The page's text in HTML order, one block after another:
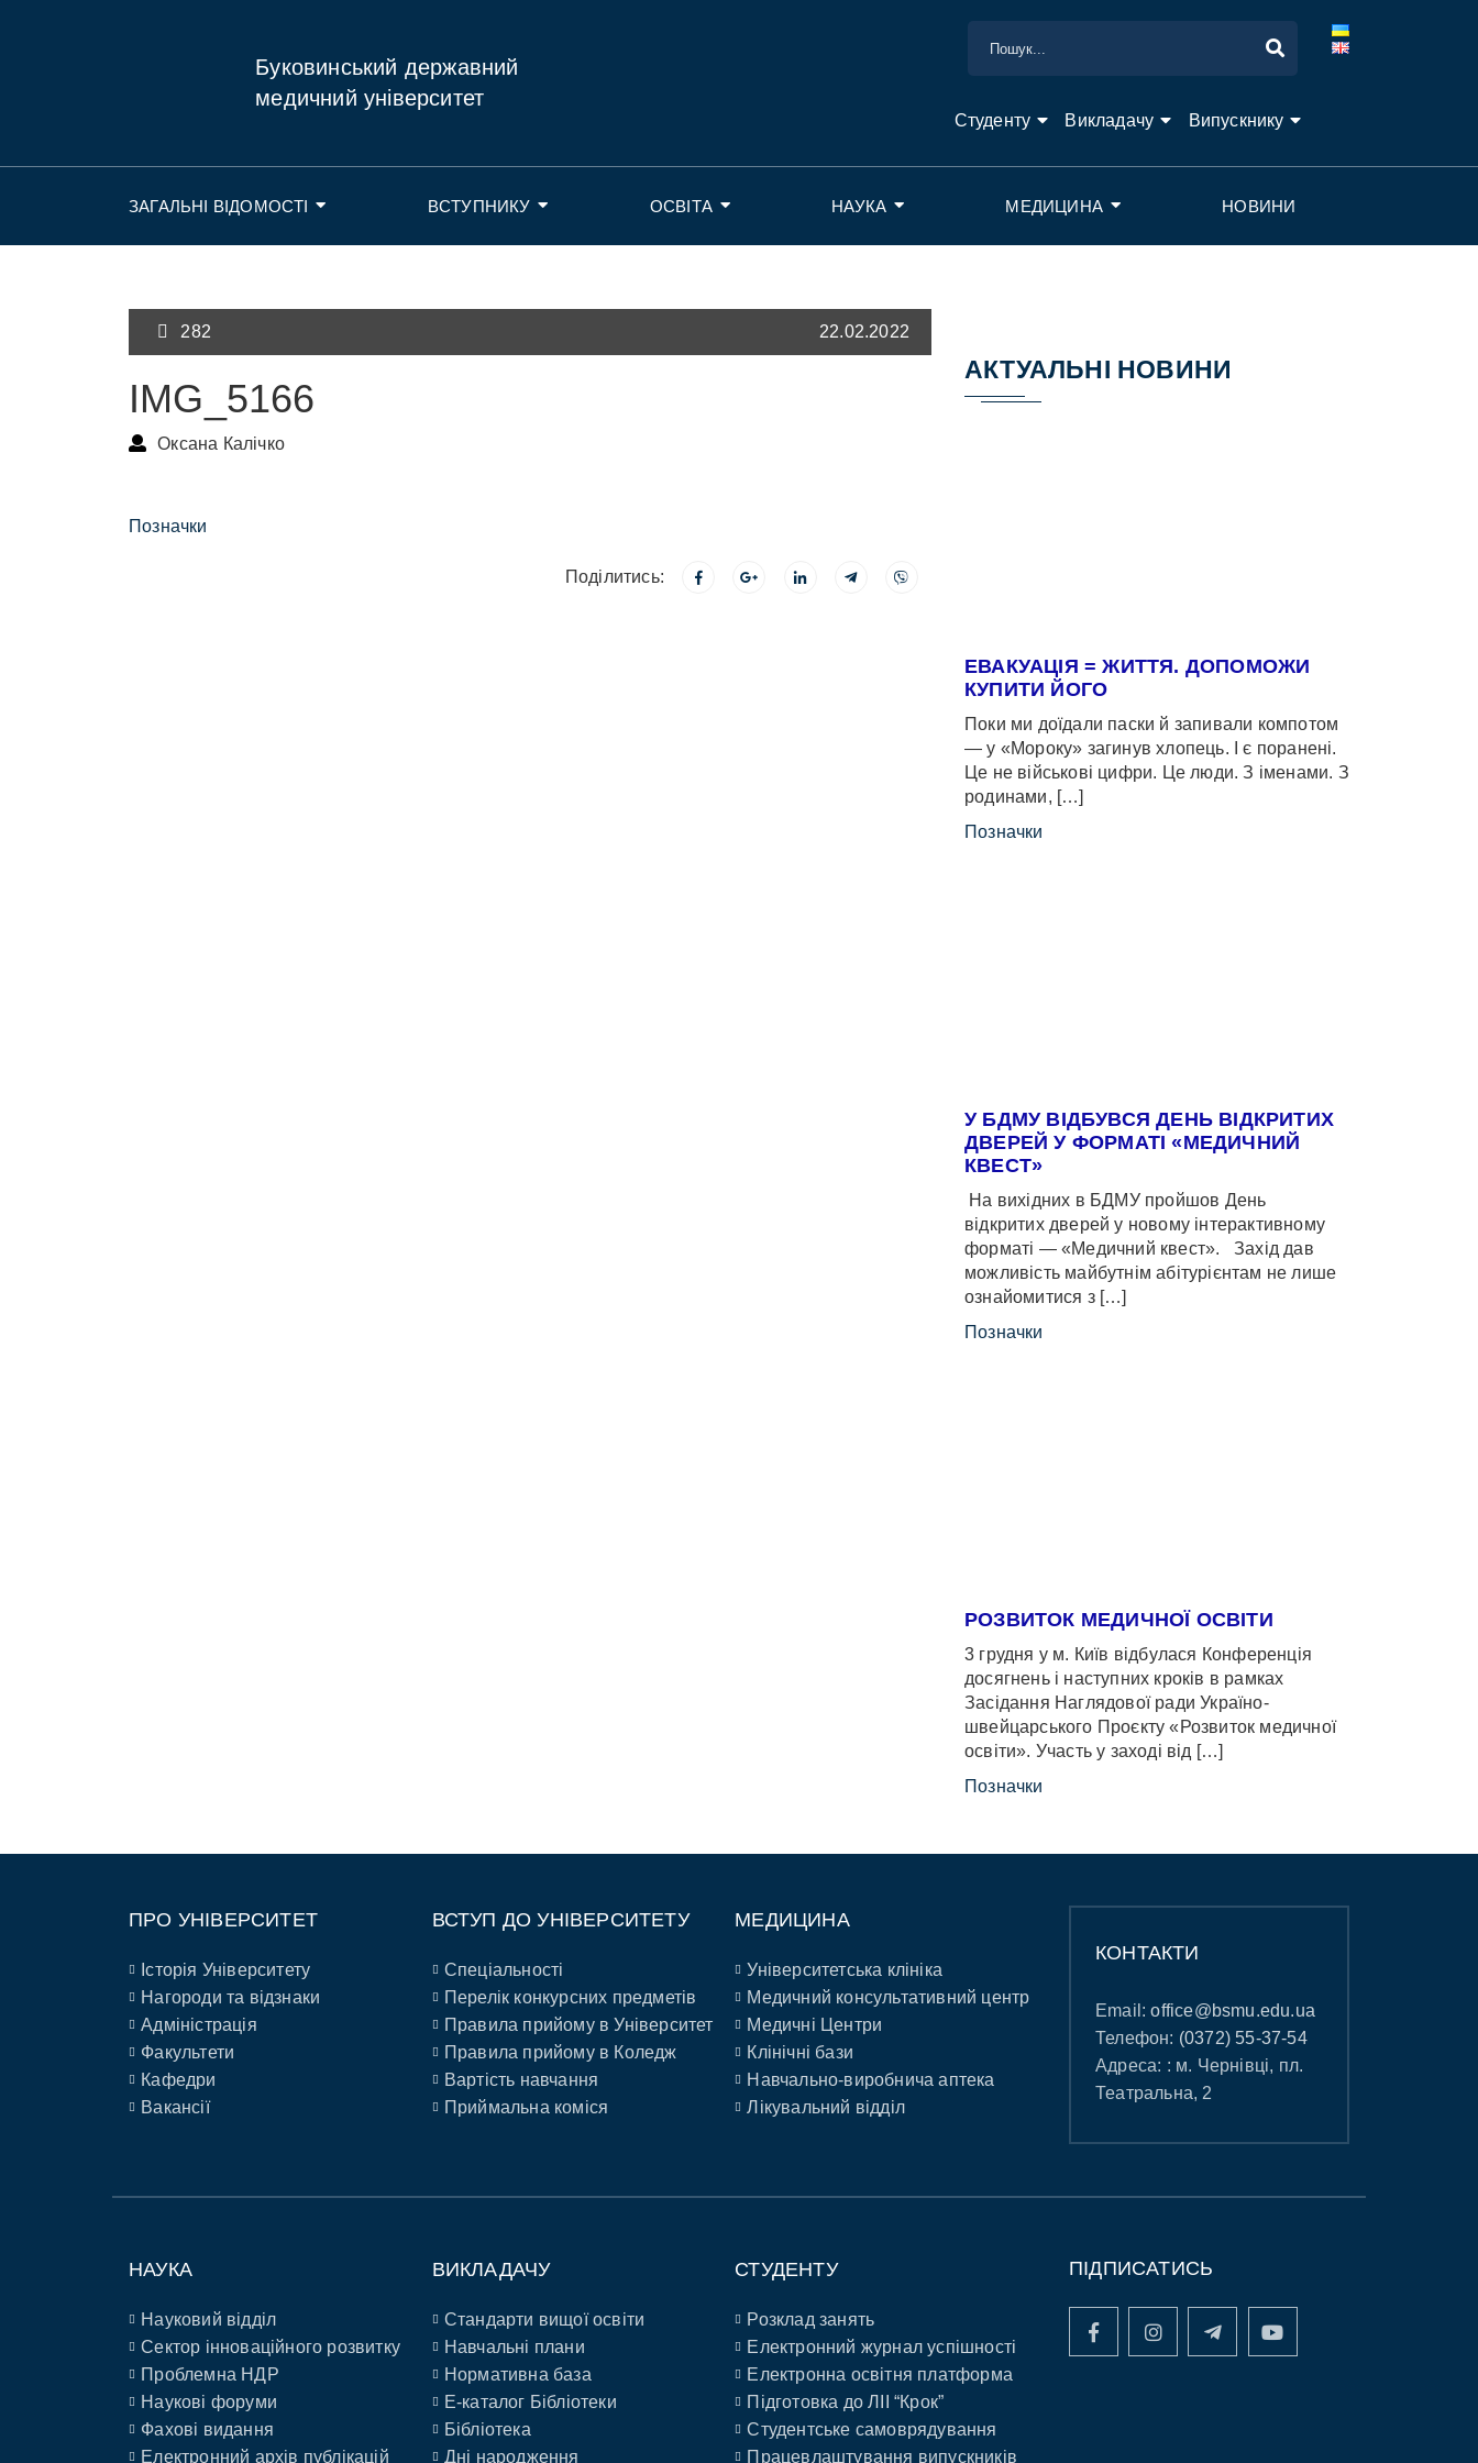
Буковинський державний
медичний університет
Студенту Викладачу Випускнику
ЗАГАЛЬНІ ВІДОМОСТІ ВСТУПНИКУ ОСВІТА НАУКА МЕДИЦИНА НОВИНИ
282 22.02.2022
IMG_5166
Оксана Калічко
Позначки
Поділитись:
АКТУАЛЬНІ НОВИНИ
ЕВАКУАЦІЯ = ЖИТТЯ. ДОПОМОЖИ
КУПИТИ ЙОГО
Поки ми доїдали паски й запивали компотом
— у «Мороку» загинув хлопець. І є поранені.
Це не військові цифри. Це люди. З іменами. З
родинами, […]
Позначки
У БДМУ ВІДБУВСЯ ДЕНЬ ВІДКРИТИХ
ДВЕРЕЙ У ФОРМАТІ «МЕДИЧНИЙ
КВЕСТ»
На вихідних в БДМУ пройшов День
відкритих дверей у новому інтерактивному
форматі — «Медичний квест». Захід дав
можливість майбутнім абітурієнтам не лише
ознайомитися з […]
Позначки
РОЗВИТОК МЕДИЧНОЇ ОСВІТИ
3 грудня у м. Київ відбулася Конференція
досягнень і наступних кроків в рамках
Засідання Наглядової ради Україно-
швейцарського Проєкту «Розвиток медичної
освіти». Участь у заході від […]
Позначки
ПРО УНІВЕРСИТЕТ
Історія Університету
Нагороди та відзнаки
Адміністрація
Факультети
Кафедри
Вакансії
ВСТУП ДО УНІВЕРСИТЕТУ
Спеціальності
Перелік конкурсних предметів
Правила прийому в Університет
Правила прийому в Коледж
Вартість навчання
Приймальна коміся
МЕДИЦИНА
Університетська клініка
Медичний консультативний центр
Медичні Центри
Клінічні бази
Навчально-виробнича аптека
Лікувальний відділ
КОНТАКТИ
Email:office@bsmu.edu.ua
Телефон: (0372) 55-37-54
Адреса: : м. Чернівці, пл.
Театральна, 2
НАУКА
Науковий відділ
Сектор інноваційного розвитку
Проблемна НДР
Наукові форуми
Фахові видання
Електронний архів публікацій
ВИКЛАДАЧУ
Стандарти вищої освіти
Навчальні плани
Нормативна база
E-каталог Бібліотеки
Бібліотека
Дні народження
СТУДЕНТУ
Розклад занять
Електронний журнал успішності
Електронна освітня платформа
Підготовка до ЛІІ “Крок”
Студентське самоврядування
Працевлаштування випускників
ПІДПИСАТИСЬ